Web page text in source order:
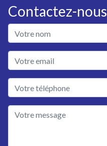
Contactez-nous